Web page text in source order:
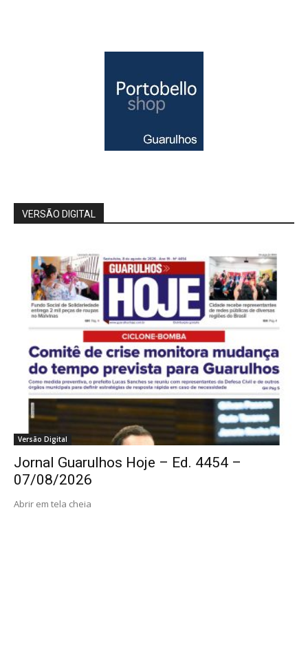
VERSÃO DIGITAL
Versão Digital
Jornal Guarulhos Hoje – Ed. 4454 –
07/08/2026
Abrir em tela cheia